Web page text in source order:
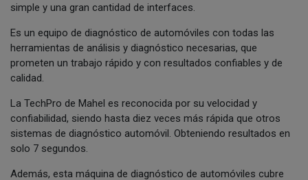
simple y una gran cantidad de interfaces.
Es un equipo de diagnóstico de automóviles con todas las
herramientas de análisis y diagnóstico necesarias, que
prometen un trabajo rápido y con resultados confiables y de
calidad.
La TechPro de Mahel es reconocida por su velocidad y
confiabilidad, siendo hasta diez veces más rápida que otros
sistemas de diagnóstico automóvil. Obteniendo resultados en
solo 7 segundos.
Además, esta máquina de diagnóstico de automóviles cubre